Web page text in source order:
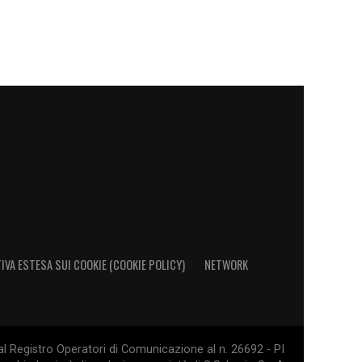
ESTESA SUI COOKIE (COOKIE POLICY) NETWORK
Operatori di Comunicazione al n. 26692 - PI